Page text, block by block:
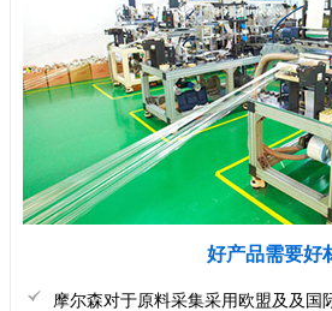
好产品需要好
摩尔森对于原料采集采用欧盟及及国